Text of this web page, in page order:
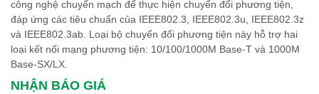
công nghệ chuyển mạch để thực hiện chuyển đổi phương tiện,
đáp ứng các tiêu chuẩn của IEEE802.3, IEEE802.3u, IEEE802.3z
và IEEE802.3ab. Loại bộ chuyển đổi phương tiện này hỗ trợ hai
loại kết nối mạng phương tiện: 10/100/1000M Base-T và 1000M
Base-SX/LX.
NHẬN BÁO GIÁ